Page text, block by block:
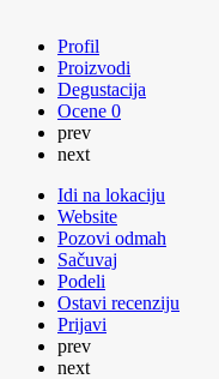
Profil
Proizvodi
Degustacija
Ocene 0
prev
next
Idi na lokaciju
Website
Pozovi odmah
Sačuvaj
Podeli
Ostavi recenziju
Prijavi
prev
next